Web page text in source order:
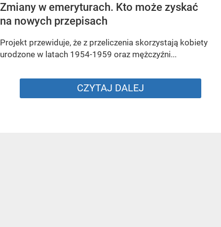
Zmiany w emeryturach. Kto może zyskać
na nowych przepisach
Projekt przewiduje, że z przeliczenia skorzystają kobiety
urodzone w latach 1954-1959 oraz mężczyźni...
CZYTAJ DALEJ